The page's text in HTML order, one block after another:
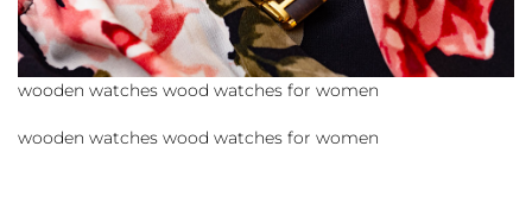
wooden watches wood watches for women
wooden watches wood watches for women